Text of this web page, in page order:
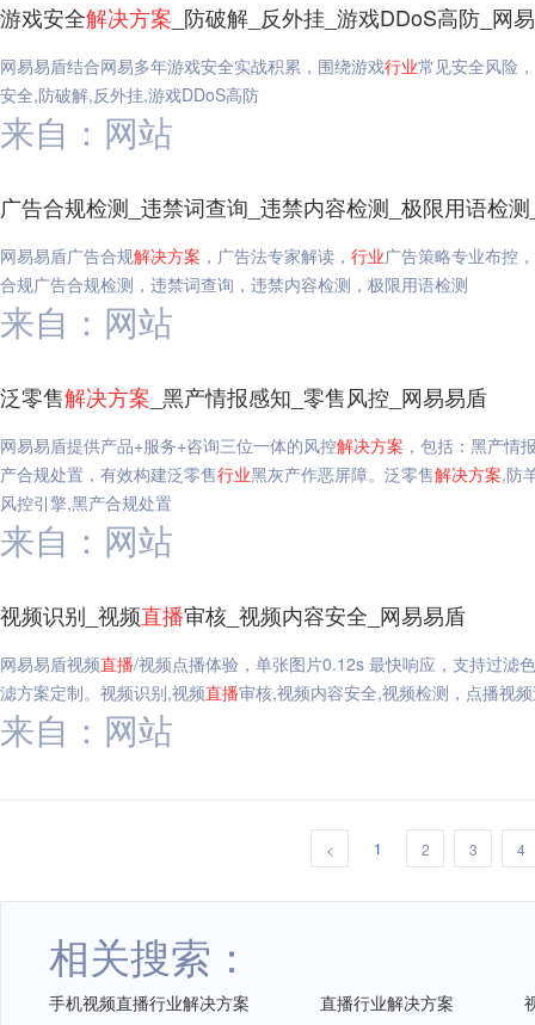
游戏安全解决方案 _防破解_反外挂_游戏DDoS高防_网
网易易盾结合网易多年游戏安全实战积累，围绕游戏行业常见安全风险
安全,防破解,反外挂,游戏DDoS高防
来自：网站
广告合规检测_违禁词查询_违禁内容检测_极限用语检
网易易盾广告合规解决方案 ，广告法专家解读， 行业广告策略专业布控
合规广告合规检测，违禁词查询，违禁内容检测，极限用语检测
来自：网站
泛零售解决方案 _黑产情报感知_零售风控_网易易盾
网易易盾提供产品+服务+咨询三位一体的风控解决方案 ，包括：黑产情
产合规处置，有效构建泛零售行业黑灰产作恶屏障。泛零售解决方案,防
风控引擎,黑产合规处置
来自：网站
视频识别_视频直播审核_视频内容安全_网易易盾
网易易盾视频直播/视频点播体验，单张图片0.12s 最快响应，支持过滤
滤方案定制。视频识别,视频直播审核,视频内容安全,视频检测，点播视
来自：网站
< 1 2 3 4
相关搜索：
手机视频直播行业解决方案 直播行业解决方案